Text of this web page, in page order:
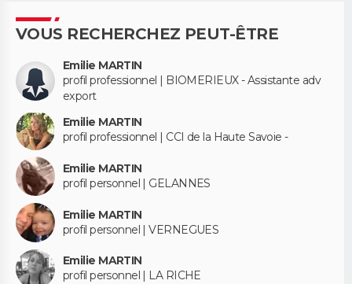
VOUS RECHERCHEZ PEUT-ÊTRE
Emilie MARTIN
profil professionnel | BIOMERIEUX - Assistante adv
export
Emilie MARTIN
profil professionnel | CCI de la Haute Savoie -
Emilie MARTIN
profil personnel | GELANNES
Emilie MARTIN
profil personnel | VERNEGUES
Emilie MARTIN
profil personnel | LA RICHE